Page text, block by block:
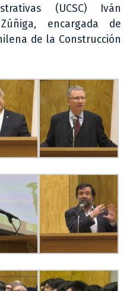
(UCSC) Iván
encargada de
de la Construcción